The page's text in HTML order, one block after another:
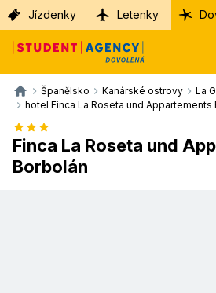
Jízdenky Letenky
Španělsko Kanárské ostrovy La
hotel Finca La Roseta und Appartements
Finca La Roseta und
Borbolán